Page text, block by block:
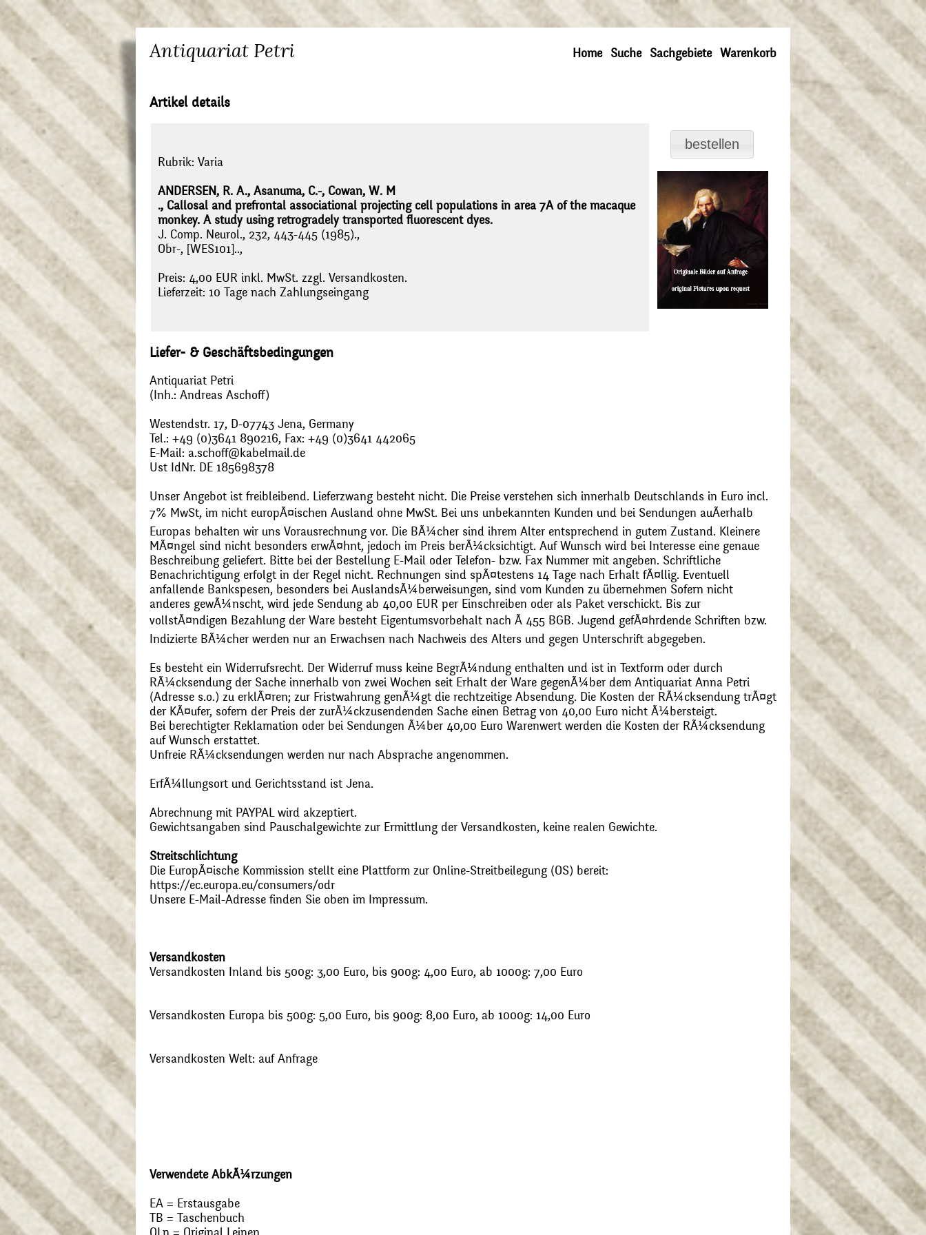
Antiquariat Petri Home Suche Sachgebiete Warenkorb
Artikel details
Rubrik: Varia
ANDERSEN, R. A., Asanuma, C.-, Cowan, W. M
., Callosal and prefrontal associational projecting cell populations in area 7A of the macaque
monkey. A study using retrogradely transported fluorescent dyes.
J. Comp. Neurol., 232, 443-445 (1985).,
Obr-, [WES101]..,
Preis: 4,00 EUR inkl. MwSt. zzgl. Versandkosten.
Lieferzeit: 10 Tage nach Zahlungseingang
Liefer- & Geschäftsbedingungen
Antiquariat Petri
(Inh.: Andreas Aschoff)
Westendstr. 17, D-07743 Jena, Germany
Tel.: +49 (0)3641 890216, Fax: +49 (0)3641 442065
E-Mail: a.schoff@kabelmail.de
Ust IdNr. DE 185698378
Unser Angebot ist freibleibend. Lieferzwang besteht nicht. Die Preise verstehen sich innerhalb Deutschlands in Euro incl.
7% MwSt, im nicht europÃ¤ischen Ausland ohne MwSt. Bei uns unbekannten Kunden und bei Sendungen auÃerhalb
Europas behalten wir uns Vorausrechnung vor. Die BÃ¼cher sind ihrem Alter entsprechend in gutem Zustand. Kleinere
MÃ¤ngel sind nicht besonders erwÃ¤hnt, jedoch im Preis berÃ¼cksichtigt. Auf Wunsch wird bei Interesse eine genaue
Beschreibung geliefert. Bitte bei der Bestellung E-Mail oder Telefon- bzw. Fax Nummer mit angeben. Schriftliche
Benachrichtigung erfolgt in der Regel nicht. Rechnungen sind spÃ¤testens 14 Tage nach Erhalt fÃ¤llig. Eventuell
anfallende Bankspesen, besonders bei AuslandsÃ¼berweisungen, sind vom Kunden zu übernehmen Sofern nicht
anderes gewÃ¼nscht, wird jede Sendung ab 40,00 EUR per Einschreiben oder als Paket verschickt. Bis zur
vollstÃ¤ndigen Bezahlung der Ware besteht Eigentumsvorbehalt nach Ã 455 BGB. Jugend gefÃ¤hrdende Schriften bzw.
Indizierte BÃ¼cher werden nur an Erwachsen nach Nachweis des Alters und gegen Unterschrift abgegeben.
Es besteht ein Widerrufsrecht. Der Widerruf muss keine BegrÃ¼ndung enthalten und ist in Textform oder durch
RÃ¼cksendung der Sache innerhalb von zwei Wochen seit Erhalt der Ware gegenÃ¼ber dem Antiquariat Anna Petri
(Adresse s.o.) zu erklÃ¤ren; zur Fristwahrung genÃ¼gt die rechtzeitige Absendung. Die Kosten der RÃ¼cksendung trÃ¤gt
der KÃ¤ufer, sofern der Preis der zurÃ¼ckzusendenden Sache einen Betrag von 40,00 Euro nicht Ã¼bersteigt.
Bei berechtigter Reklamation oder bei Sendungen Ã¼ber 40,00 Euro Warenwert werden die Kosten der RÃ¼cksendung
auf Wunsch erstattet.
Unfreie RÃ¼cksendungen werden nur nach Absprache angenommen.
ErfÃ¼llungsort und Gerichtsstand ist Jena.
Abrechnung mit PAYPAL wird akzeptiert.
Gewichtsangaben sind Pauschalgewichte zur Ermittlung der Versandkosten, keine realen Gewichte.
Streitschlichtung
Die EuropÃ¤ische Kommission stellt eine Plattform zur Online-Streitbeilegung (OS) bereit:
https://ec.europa.eu/consumers/odr
Unsere E-Mail-Adresse finden Sie oben im Impressum.
Versandkosten
Versandkosten Inland bis 500g: 3,00 Euro, bis 900g: 4,00 Euro, ab 1000g: 7,00 Euro
Versandkosten Europa bis 500g: 5,00 Euro, bis 900g: 8,00 Euro, ab 1000g: 14,00 Euro
Versandkosten Welt: auf Anfrage
Verwendete AbkÃ¼rzungen
EA = Erstausgabe
TB = Taschenbuch